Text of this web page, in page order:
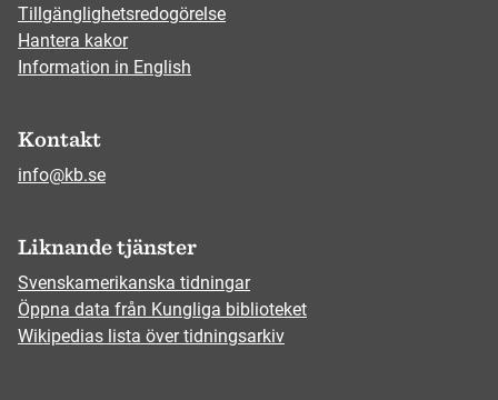
Tillgänglighetsredogörelse
Hantera kakor
Information in English
Kontakt
info@kb.se
Liknande tjänster
Svenskamerikanska tidningar
Öppna data från Kungliga biblioteket
Wikipedias lista över tidningsarkiv